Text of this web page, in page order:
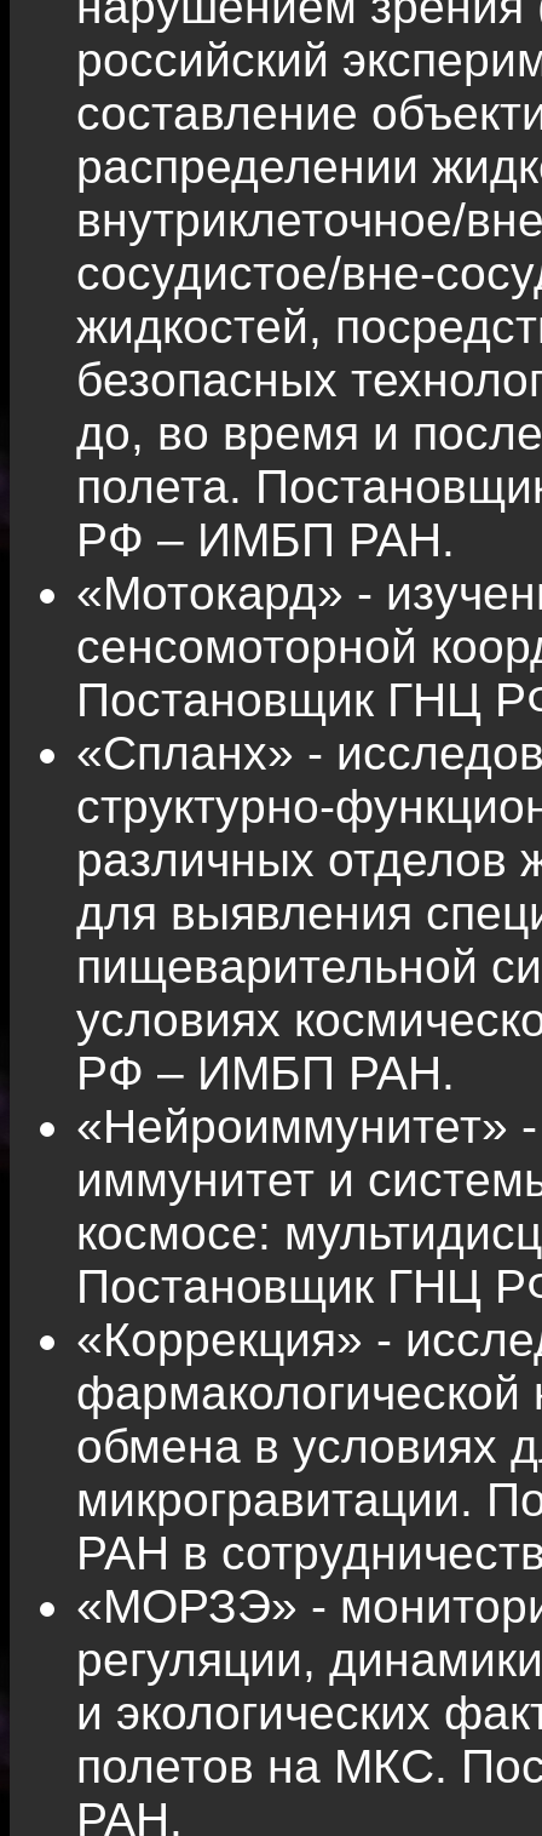
российский
составление
распределении
внутриклеточное/
сосудистое/вне-
жидкостей,
безопасных
до, во время и
полета.
РФ – ИМБП РАН.
«Мотокард» -
сенсомоторной
Постановщик ГНЦ
«Спланх» -
структурно-
различных отделов
для выявления
пищеварительной
условиях
РФ – ИМБП РАН.
«Нейроиммунитет»
иммунитет и
космосе:
Постановщик ГНЦ
«Коррекция» -
фармакологической
обмена в условиях
микрогравитации.
РАН в
«МОРЗЭ» -
регуляции,
и экологических
полетов на МКС.
РАН.